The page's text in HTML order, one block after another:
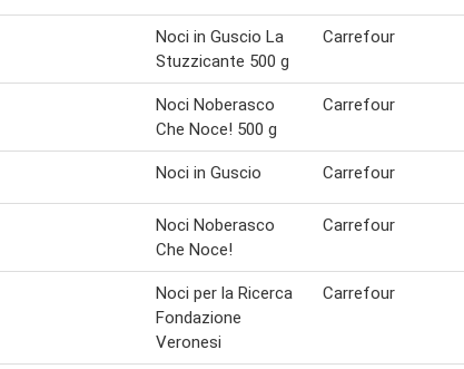
Noci in Guscio La
Stuzzicante 500 g
Carrefour
Noci Noberasco
Che Noce! 500 g
Carrefour
Noci in Guscio Carrefour
Noci Noberasco
Che Noce!
Carrefour
Noci per la Ricerca
Fondazione
Veronesi
Carrefour